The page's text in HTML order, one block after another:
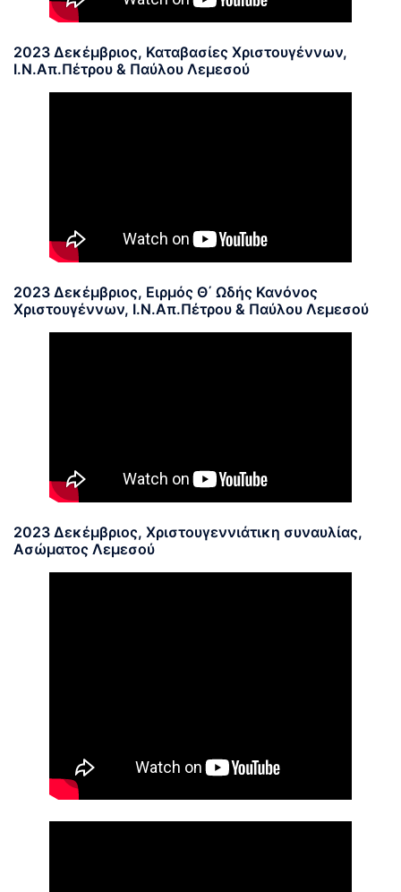
2023 Δεκέμβριος, Καταβασίες Χριστουγέννων,
Ι.Ν.Απ.Πέτρου & Παύλου Λεμεσού
2023 Δεκέμβριος, Ειρμός Θ΄ Ωδής Κανόνος
Χριστουγέννων, Ι.Ν.Απ.Πέτρου & Παύλου Λεμεσού
2023 Δεκέμβριος, Χριστουγεννιάτικη συναυλίας,
Ασώματος Λεμεσού